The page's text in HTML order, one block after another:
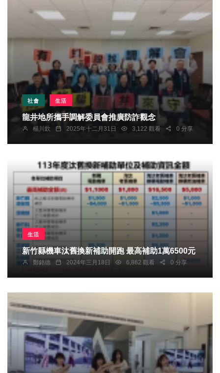
社會 生活
龍井地所攜手調解委員會推廣防詐觀念
楊川欽 2025年十二月31日 3,122 觀看 0 分享
生活
新竹縣機車汰舊換新補助開跑 最高補助1萬6500元
鄭銘德 2024年三月18日 6,862 觀看 0 分享